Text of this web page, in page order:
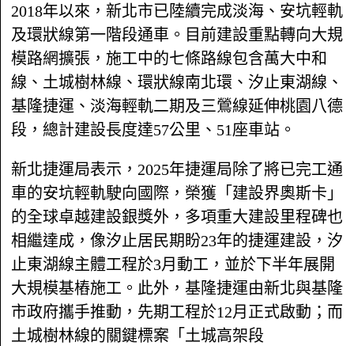
2018年以來，新北市已陸續完成淡海、安坑輕軌
及環狀線第一階段通車。目前建設重點轉向大規
模路網擴張，施工中的七條路線包含萬大中和
線、土城樹林線、環狀線南北環、汐止東湖線、
基隆捷運、淡海輕軌二期及三鶯線延伸桃園八德
段，總計建設長度達57公里、51座車站。
新北捷運局表示，2025年捷運局除了將已完工通
車的安坑輕軌駛向國際，榮獲「建設界奧斯卡」
的全球卓越建設銀獎外，多項重大建設里程碑也
相繼達成，像汐止居民期盼23年的捷運建設，汐
止東湖線主體工程於3月動工，並於下半年展開
大規模基樁施工。此外，基隆捷運由新北與基隆
市政府攜手推動，先期工程於12月正式啟動；而
土城樹林線的關鍵標案「土城高架段